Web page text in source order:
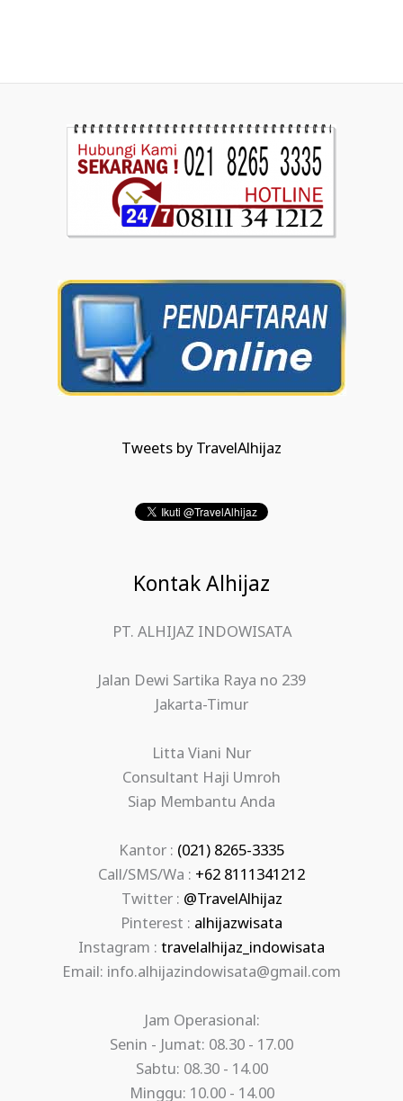
Tweets by TravelAlhijaz
Kontak Alhijaz
PT. ALHIJAZ INDOWISATA
Jalan Dewi Sartika Raya no 239
Jakarta-Timur
Litta Viani Nur
Consultant Haji Umroh
Siap Membantu Anda
Kantor : (021) 8265-3335
Call/SMS/Wa : +62 8111341212
Twitter : @TravelAlhijaz
Pinterest : alhijazwisata
Instagram : travelalhijaz_indowisata
Email: info.alhijazindowisata@gmail.com
Jam Operasional:
Senin - Jumat: 08.30 - 17.00
Sabtu: 08.30 - 14.00
Minggu: 10.00 - 14.00